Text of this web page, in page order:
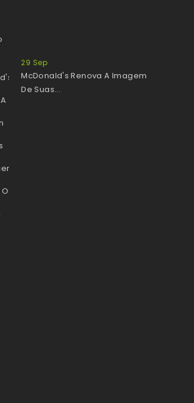
29 Sep
McDonald's Renova A Imagem
De Suas...